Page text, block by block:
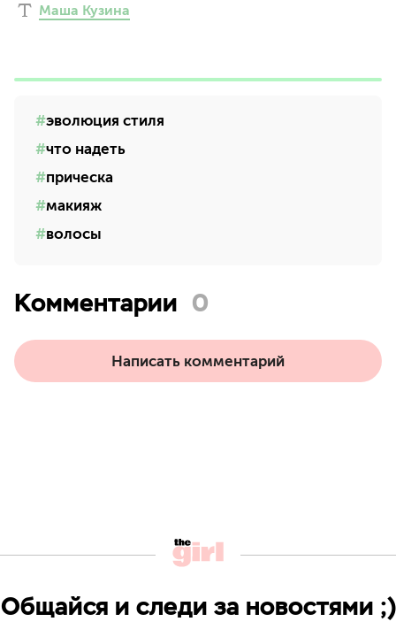
Маша Кузина
эволюция стиля
что надеть
прическа
макияж
волосы
Комментарии 0
Написать комментарий
Общайся и следи за новостями ;)